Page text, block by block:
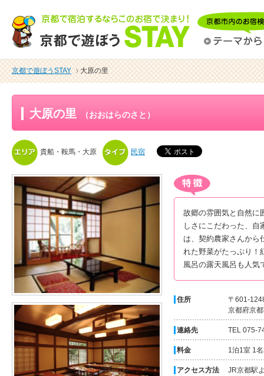
京都で遊ぼうSTAY 大原の里
大原の里 （おおはらのさと）
貴船・鞍馬・大原 民宿
故郷の雰囲気と自然に
しさにこだわった、自
は、契約農家さんから
れた野菜がたっぷり！
風呂の露天風呂も人気
住所
〒601-
京都府京
連絡先 TEL 075-
料金 1泊1室 1
アクセス方法
JR京都駅